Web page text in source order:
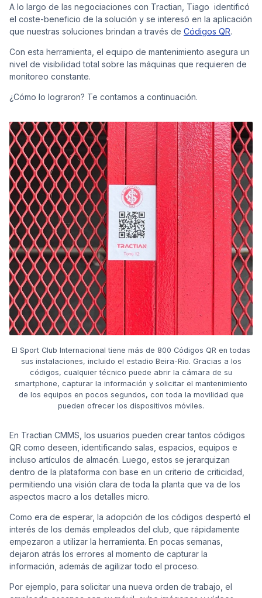
A lo largo de las negociaciones con Tractian, Tiago identificó
el coste-beneficio de la solución y se interesó en la aplicación
que nuestras soluciones brindan a través de Códigos QR.
Con esta herramienta, el equipo de mantenimiento asegura un
nivel de visibilidad total sobre las máquinas que requieren de
monitoreo constante.
¿Cómo lo lograron? Te contamos a continuación.
El Sport Club Internacional tiene más de 800 Códigos QR en todas
sus instalaciones, incluido el estadio Beira-Rio. Gracias a los
códigos, cualquier técnico puede abrir la cámara de su
smartphone, capturar la información y solicitar el mantenimiento
de los equipos en pocos segundos, con toda la movilidad que
pueden ofrecer los dispositivos móviles.
En Tractian CMMS, los usuarios pueden crear tantos códigos
QR como deseen, identificando salas, espacios, equipos e
incluso artículos de almacén. Luego, estos se jerarquizan
dentro de la plataforma con base en un criterio de criticidad,
permitiendo una visión clara de toda la planta que va de los
aspectos macro a los detalles micro.
Como era de esperar, la adopción de los códigos despertó el
interés de los demás empleados del club, que rápidamente
empezaron a utilizar la herramienta. En pocas semanas,
dejaron atrás los errores al momento de capturar la
información, además de agilizar todo el proceso.
Por ejemplo, para solicitar una nueva orden de trabajo, el